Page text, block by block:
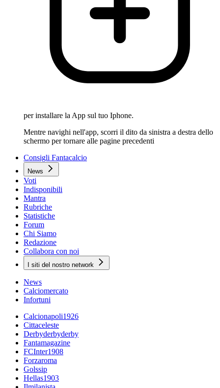
per installare la App sul tuo Iphone.
Mentre navighi nell'app, scorri il dito da sinistra a destra dello
schermo per tornare alle pagine precedenti
Consigli Fantacalcio
News
Voti
Indisponibili
Mantra
Rubriche
Statistiche
Forum
Chi Siamo
Redazione
Collabora con noi
I siti del nostro network
News
Calciomercato
Infortuni
Calcionapoli1926
Cittaceleste
Derbyderbyderby
Fantamagazine
FCInter1908
Forzaroma
Golssip
Hellas1903